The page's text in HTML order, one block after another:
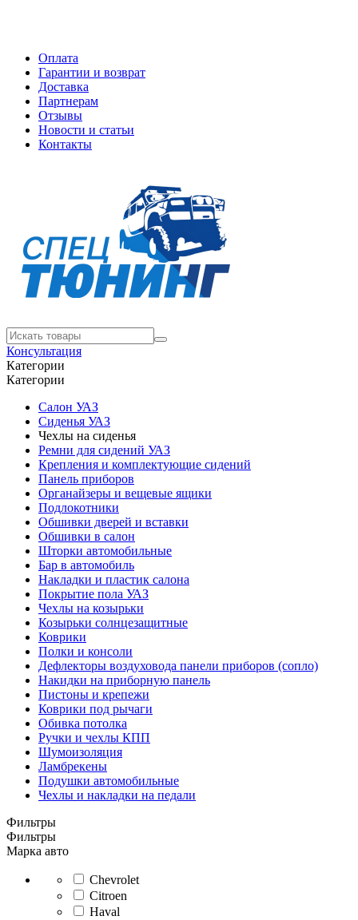
Оплата
Гарантии и возврат
Доставка
Партнерам
Отзывы
Новости и статьи
Контакты
Консультация
Категории
Категории
Салон УАЗ
Сиденья УАЗ
Чехлы на сиденья
Ремни для сидений УАЗ
Крепления и комплектующие сидений
Панель приборов
Органайзеры и вещевые ящики
Подлокотники
Обшивки дверей и вставки
Обшивки в салон
Шторки автомобильные
Бар в автомобиль
Накладки и пластик салона
Покрытие пола УАЗ
Чехлы на козырьки
Козырьки солнцезащитные
Коврики
Полки и консоли
Дефлекторы воздуховода панели приборов (сопло)
Накидки на приборную панель
Пистоны и крепежи
Коврики под рычаги
Обивка потолка
Ручки и чехлы КПП
Шумоизоляция
Ламбрекены
Подушки автомобильные
Чехлы и накладки на педали
Фильтры
Фильтры
Марка авто
Chevrolet
Citroen
Haval